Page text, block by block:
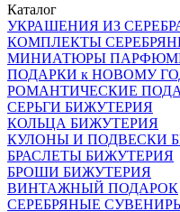
Каталог
УКРАШЕНИЯ ИЗ
КОМПЛЕКТЫ
МИНИАТЮРЫ
ПОДАРКИ к НОВОМУ
РОМАНТИЧЕСКИЕ
СЕРЬГИ БИЖУТЕРИЯ
КОЛЬЦА БИЖУТЕРИЯ
КУЛОНЫ И ПОДВЕСКИ
БРАСЛЕТЫ БИЖУТЕРИЯ
БРОШИ БИЖУТЕРИЯ
ВИНТАЖНЫЙ ПОДАРОК
СЕРЕБРЯНЫЕ